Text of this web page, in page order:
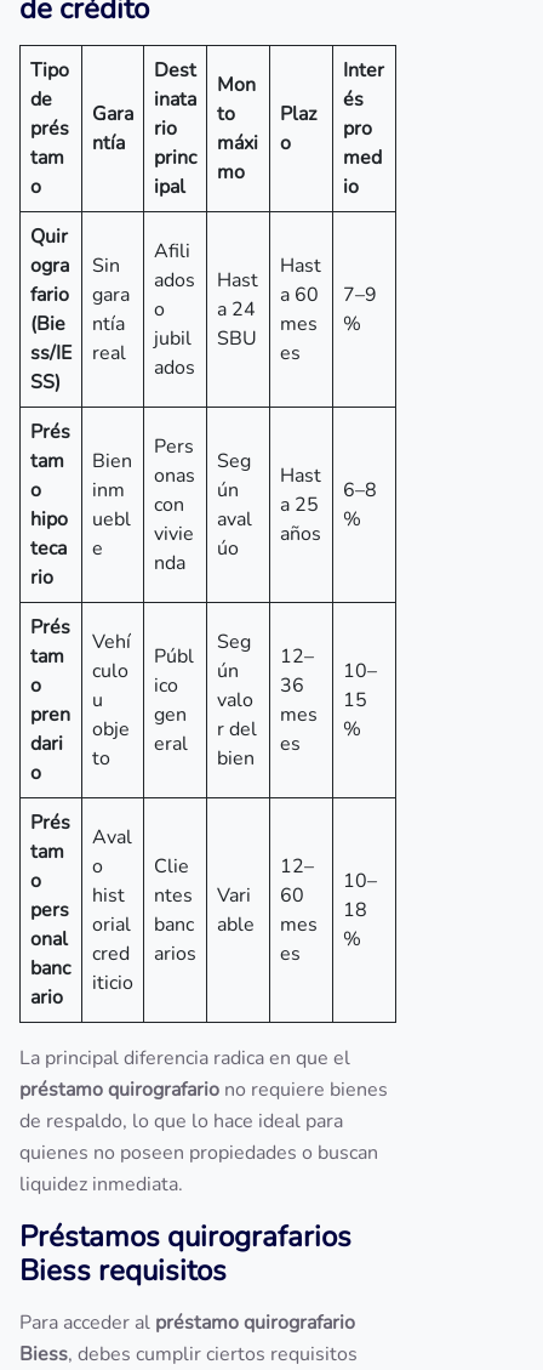
de crédito
Tipo
de
prés
tam
o
Gara
ntía
Dest
inata
rio
princ
ipal
Mon
to
máxi
mo
Plaz
o
Inter
és
pro
med
io
Quir
ogra
fario
(Bie
ss/IE
SS)
Sin
gara
ntía
real
Afili
ados
o
jubil
ados
Hast
a 24
SBU
Hast
a 60
mes
es
7–9
%
Prés
tam
o
hipo
teca
rio
Bien
inm
uebl
e
Pers
onas
con
vivie
nda
Seg
ún
aval
úo
Hast
a 25
años
6–8
%
Prés
tam
o
pren
dari
o
Vehí
culo
u
obje
to
Públ
ico
gen
eral
Seg
ún
valo
r del
bien
12–
36
mes
es
10–
15
%
Prés
tam
o
pers
onal
banc
ario
Aval
o
hist
orial
cred
iticio
Clie
ntes
banc
arios
Vari
able
12–
60
mes
es
10–
18
%
La principal diferencia radica en que el
préstamo quirografario no requiere bienes
de respaldo, lo que lo hace ideal para
quienes no poseen propiedades o buscan
liquidez inmediata.
Préstamos quirografarios
Biess requisitos
Para acceder al préstamo quirografario
Biess, debes cumplir ciertos requisitos